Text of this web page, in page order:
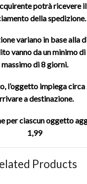
potrà ricevere
della spedizione.
variano in base alla
vanno da un minimo
massimo di 8 giorni.
l’oggetto impiega
a destinazione.
per ciascun oggetto
1,99
Products